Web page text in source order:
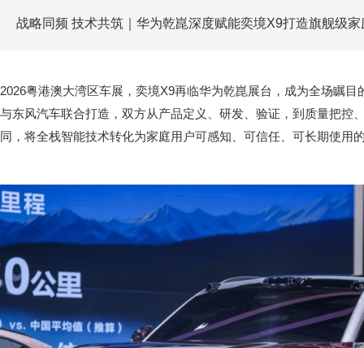
战略同频 技术共筑｜华为乾崑深度赋能奕境X9打造旗舰级
2026粤港澳大湾区车展，奕境X9再临华为乾崑展台，成为全场瞩
与东风汽车联合打造，双方从产品定义、研发、验证，到质量把控
同，将全栈智能技术转化为家庭用户可感知、可信任、可长期使用